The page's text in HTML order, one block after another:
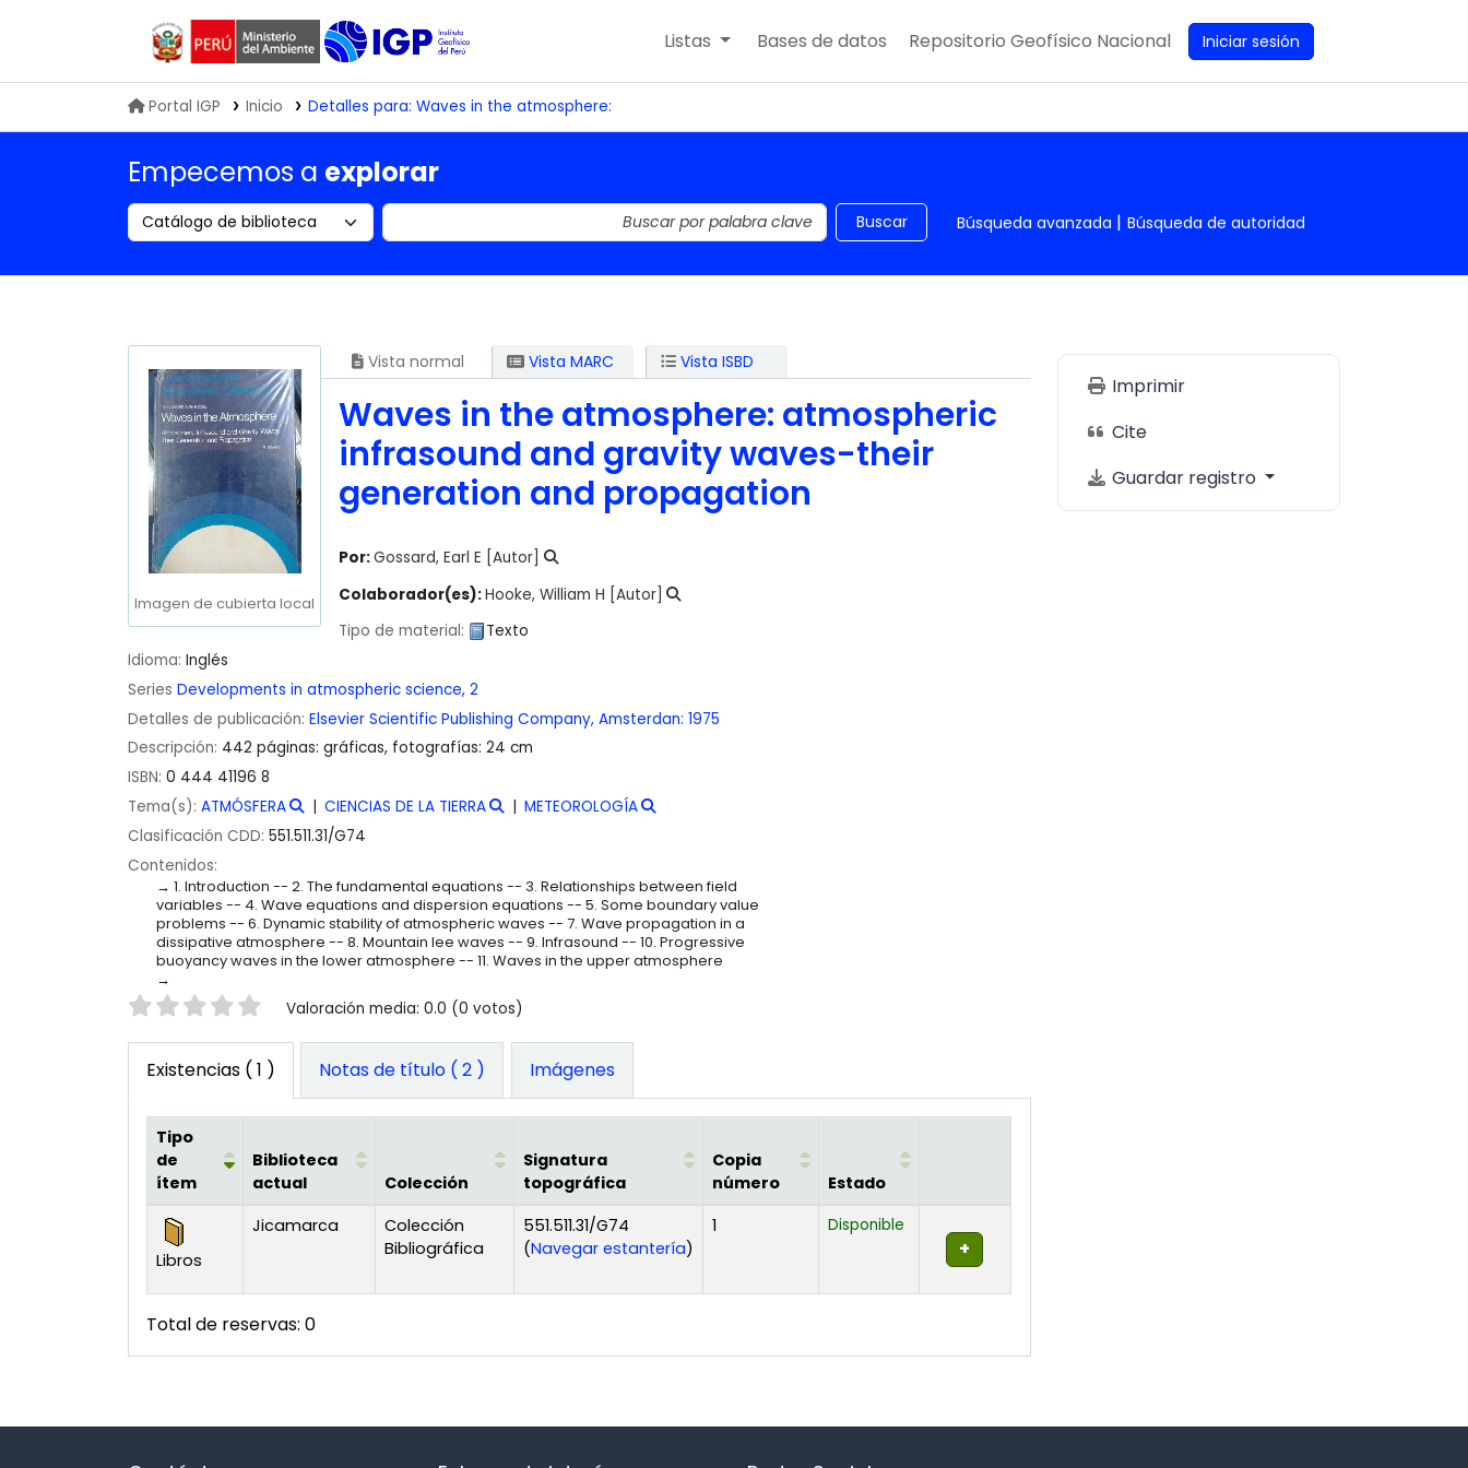
Biblioteca IGP
Listas Bases de datos Repositorio Geofísico Nacional Iniciar sesión
Portal IGP Inicio Detalles para: Waves in the atmosphere:
Empecemos a explorar
Search the catalog by: Buscar en el catálogo por palabra clave Buscar Búsqueda avanzada Búsqueda de autoridad
Imagen de cubierta local
Vista normal Vista MARC Vista ISBD
Waves in the atmosphere: atmospheric
infrasound and gravity waves-their
generation and propagation
Por:Gossard, Earl E [Autor]
Colaborador(es):Hooke, William H [Autor]
Tipo de material:
Texto
Idioma: Inglés
Series Developments in atmospheric science, 2
Detalles de publicación: Elsevier Scientific Publishing Company, Amsterdan: 1975
Descripción: 442 páginas: gráficas, fotografías: 24 cm
ISBN: 0 444 41196 8
Tema(s): ATMÓSFERA CIENCIAS DE LA TIERRA
METEOROLOGÍA
Clasificación CDD: 551.511.31/G74
Contenidos:
1. Introduction -- 2. The fundamental equations -- 3. Relationships between field
variables -- 4. Wave equations and dispersion equations -- 5. Some boundary value
problems -- 6. Dynamic stability of atmospheric waves -- 7. Wave propagation in a
dissipative atmosphere -- 8. Mountain lee waves -- 9. Infrasound -- 10. Progressive
buoyancy waves in the lower atmosphere -- 11. Waves in the upper atmosphere
Valoración Valoración media: 0.0 (0 votos)
Existencias ( 1 ) Notas de título ( 2 ) Imágenes
Existencias
Tipo
de
ítem
Biblioteca
actual
Colección
Signatura
topográfica
Copia
número
Estado
Libros
Jicamarca
Colección
Bibliográfica
551.511.31/G74
(Navegar estantería(Abre debajo)
)
1 Disponible
Total de reservas: 0
Imprimir
Cite
Guardar registro